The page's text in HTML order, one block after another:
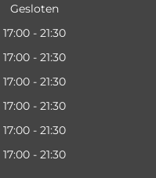
Gesloten
17:00 - 21:30
17:00 - 21:30
17:00 - 21:30
17:00 - 21:30
17:00 - 21:30
17:00 - 21:30